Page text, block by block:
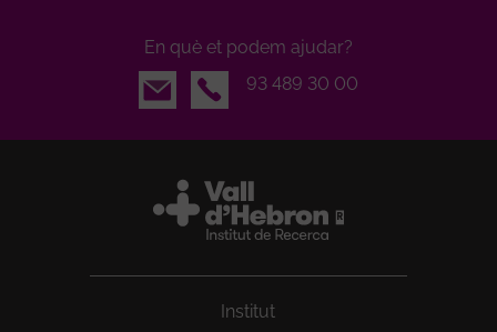
En què et podem ajudar?
Email
93 489 30 00
Institut